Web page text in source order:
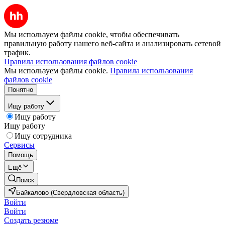
Мы используем файлы cookie, чтобы обеспечивать
правильную работу нашего веб-сайта и анализировать сетевой
трафик.
Правила использования файлов cookie
Мы используем файлы cookie. Правила использования
файлов cookie
Понятно
Ищу работу
Ищу работу
Ищу работу
Ищу сотрудника
Сервисы
Помощь
Ещё
Поиск
Байкалово (Свердловская область)
Войти
Войти
Создать резюме